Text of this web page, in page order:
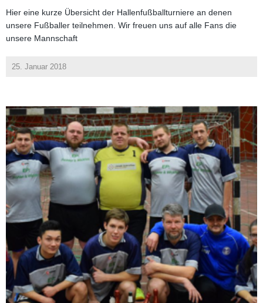
Hier eine kurze Übersicht der Hallenfußballturniere an denen
unsere Fußballer teilnehmen. Wir freuen uns auf alle Fans die
unsere Mannschaft
25. Januar 2018